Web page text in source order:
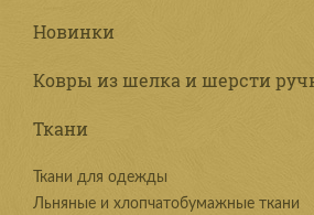
Новинки
Ковры из шелка и шерсти
Ткани
Ткани для одежды
Льняные и хлопчатобумажные ткани